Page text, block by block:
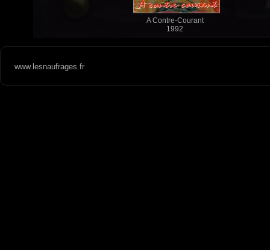
A Contre-Courant
1992
www.lesnaufrages.fr